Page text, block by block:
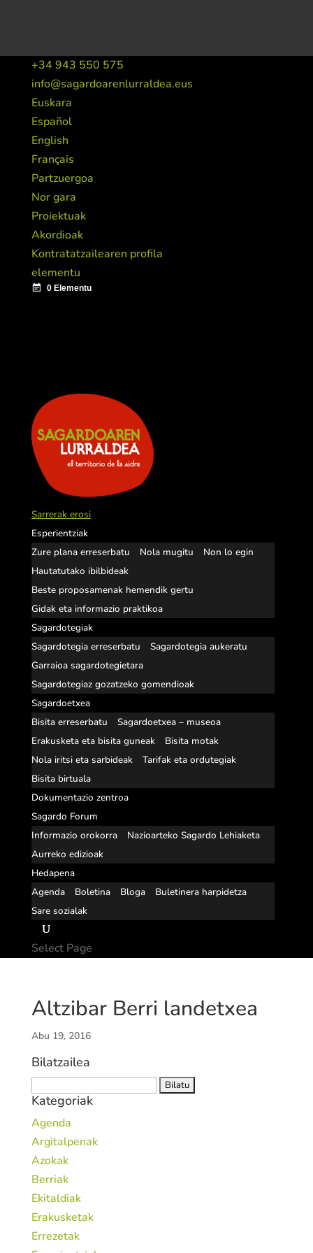
+34 943 550 575
info@sagardoarenlurraldea.eus
Euskara
Español
English
Français
Partzuergoa
Nor gara
Proiektuak
Akordioak
Kontratatzailearen profila
elementu
Sarrerak erosi
Esperientziak
Zure plana erreserbatu
Nola mugitu
Non lo egin
Hautatutako ibilbideak
Beste proposamenak hemendik gertu
Gidak eta informazio praktikoa
Sagardotegiak
Sagardotegia erreserbatu
Sagardotegia aukeratu
Garraioa sagardotegietara
Sagardotegiaz gozatzeko gomendioak
Sagardoetxea
Bisita erreserbatu
Sagardoetxea – museoa
Erakusketa eta bisita guneak
Bisita motak
Nola iritsi eta sarbideak
Tarifak eta ordutegiak
Bisita birtuala
Dokumentazio zentroa
Sagardo Forum
Informazio orokorra
Nazioarteko Sagardo Lehiaketa
Aurreko edizioak
Hedapena
Agenda
Boletina Bloga
Buletinera harpidetza
Sare sozialak
Select Page
Altzibar Berri landetxea
Abu 19, 2016
Bilatzailea
Kategoriak
Agenda
Argitalpenak
Azokak
Berriak
Ekitaldiak
Erakusketak
Errezetak